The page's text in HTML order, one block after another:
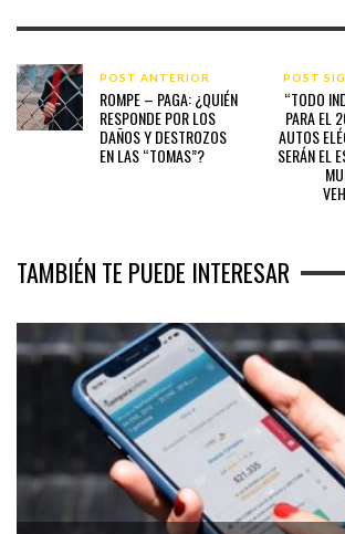
POST ANTERIOR
ROMPE – PAGA: ¿QUIÉN
RESPONDE POR LOS
DAÑOS Y DESTROZOS
EN LAS “TOMAS”?
POST
“TODO
PARA EL
AUTOS
SERÁN EL
TAMBIÉN TE PUEDE INTERESAR